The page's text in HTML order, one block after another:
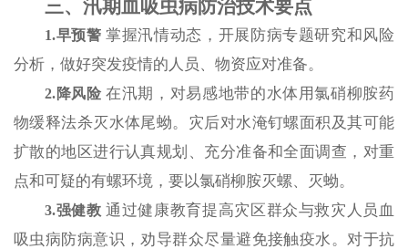
三、汛期血吸虫病防治技术要点
1.早预警 掌握汛情动态，开展防病专题研究和风险
分析，做好突发疫情的人员、物资应对准备。
2.降风险 在汛期，对易感地带的水体用氯硝柳胺药
物缓释法杀灭水体尾蚴。灾后对水淹钉螺面积及其可能
扩散的地区进行认真规划、充分准备和全面调查，对重
点和可疑的有螺环境，要以氯硝柳胺灭螺、灭蚴。
3.强健教 通过健康教育提高灾区群众与救灾人员血
吸虫病防病意识，劝导群众尽量避免接触疫水。对于抗